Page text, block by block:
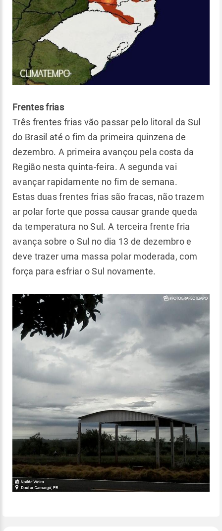
Frentes frias
Três frentes frias vão passar pelo litoral da Sul
do Brasil até o fim da primeira quinzena de
dezembro. A primeira avançou pela costa da
Região nesta quinta-feira. A segunda vai
avançar rapidamente no fim de semana.
Estas duas frentes frias são fracas, não trazem
ar polar forte que possa causar grande queda
da temperatura no Sul. A terceira frente fria
avança sobre o Sul no dia 13 de dezembro e
deve trazer uma massa polar moderada, com
força para esfriar o Sul novamente.